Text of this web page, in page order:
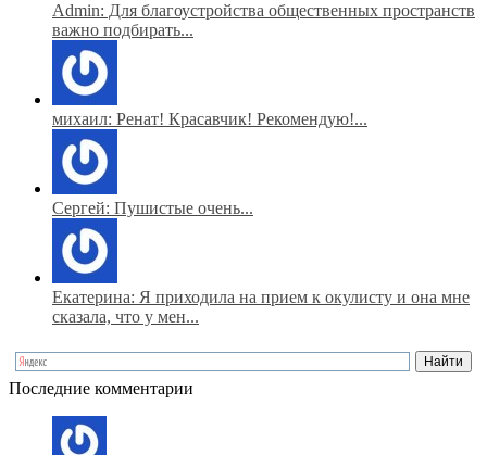
Admin: Для благоустройства общественных пространств
важно подбирать...
михаил: Ренат! Красавчик! Рекомендую!...
Сергей: Пушистые очень...
Екатерина: Я приходила на прием к окулисту и она мне
сказала, что у мен...
Последние комментарии